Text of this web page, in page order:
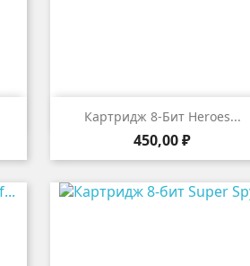
Картридж 8-Бит Heroes...
Цена
450,00 ₽
 Быстрый просмотр